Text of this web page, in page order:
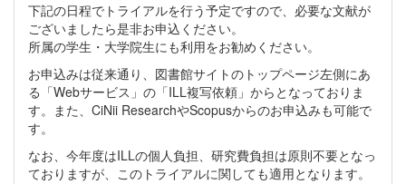
下記の日程でトライアルを行う予定ですので、必要な文献が
ございましたら是非お申込ください。
所属の学生・大学院生にも利用をお勧めください。
お申込みは従来通り、図書館サイトのトップページ左側にあ
る「Webサービス」の「ILL複写依頼」からとなっておりま
す。また、CiNii ResearchやScopusからのお申込みも可能で
す。
なお、今年度はILLの個人負担、研究費負担は原則不要となっ
ておりますが、このトライアルに関しても適用となります。